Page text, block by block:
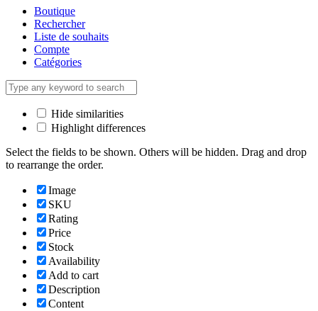
Boutique
Rechercher
Liste de souhaits
Compte
Catégories
Hide similarities
Highlight differences
Select the fields to be shown. Others will be hidden. Drag and drop
to rearrange the order.
Image
SKU
Rating
Price
Stock
Availability
Add to cart
Description
Content